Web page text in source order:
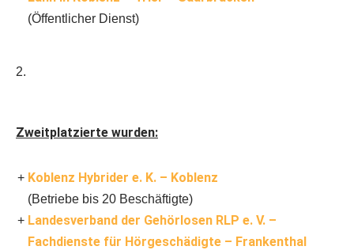
(Öffentlicher Dienst)
2.
Zweitplatzierte wurden:
Koblenz Hybrider e. K. – Koblenz
(Betriebe bis 20 Beschäftigte)
Landesverband der Gehörlosen RLP e. V. –
Fachdienste für Hörgeschädigte – Frankenthal